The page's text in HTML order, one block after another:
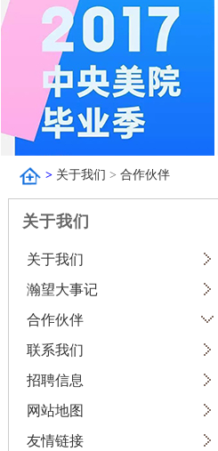
> 关于我们 >合作伙伴
关于我们
关于我们
瀚望大事记
合作伙伴
联系我们
招聘信息
网站地图
友情链接